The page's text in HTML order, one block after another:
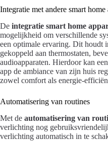
Integratie met andere smart home
De integratie smart home
mogelijkheid om verschillende
een optimale ervaring. Dit houdt
gekoppeld aan thermostaten,
audioapparaten. Hierdoor kan
app de ambiance van zijn huis
zowel comfort als energie-
Automatisering van routines
Met de automatisering van
verlichting nog
verlichting automatisch in te